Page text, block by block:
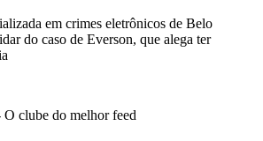
em crimes eletrônicos de Belo
do caso de Everson, que alega ter
O clube do melhor feed